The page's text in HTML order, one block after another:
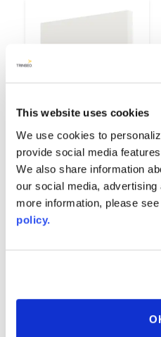
This website uses cookies
We use cookies to
provide social media
We also share information
our social media,
more information, please
policy.
White
6385